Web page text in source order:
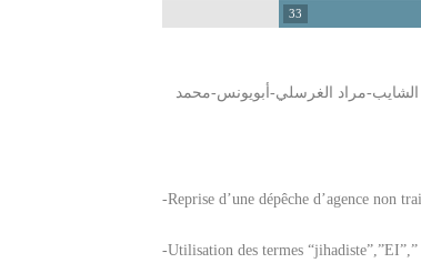
33
الشايب-مراد الغرسلي-أبويونس-محمد
-Reprise d’une dépêche d’agence non
-Utilisation des termes